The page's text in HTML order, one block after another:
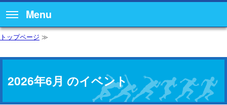
Menu
トップページ ≫
2026年6月 のイベント